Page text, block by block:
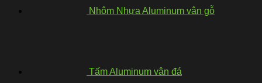
Nhôm Nhựa Aluminum vân gỗ
Tấm Aluminum vân đá